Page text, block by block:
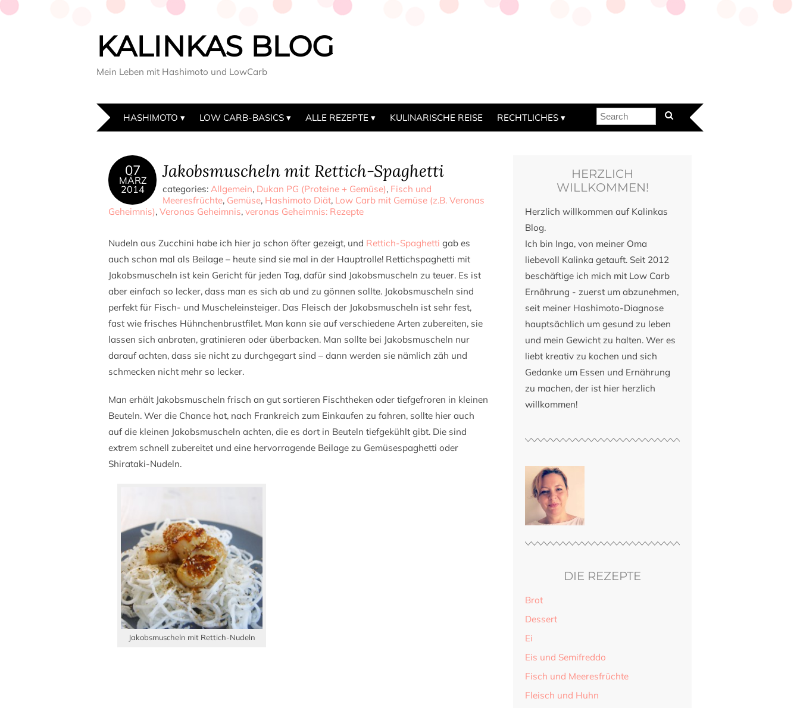
KALINKAS BLOG
Mein Leben mit Hashimoto und LowCarb
HASHIMOTO LOW CARB-BASICS ALLE REZEPTE KULINARISCHE REISE RECHTLICHES
07
MÄRZ
2014
Jakobsmuscheln mit Rettich-Spaghetti
categories: Allgemein, Dukan PG (Proteine + Gemüse), Fisch und
Meeresfrüchte, Gemüse, Hashimoto Diät, Low Carb mit Gemüse (z.B. Veronas
Geheimnis), Veronas Geheimnis, veronas Geheimnis: Rezepte
Nudeln aus Zucchini habe ich hier ja schon öfter gezeigt, und Rettich-Spaghetti gab es
auch schon mal als Beilage – heute sind sie mal in der Hauptrolle! Rettichspaghetti mit
Jakobsmuscheln ist kein Gericht für jeden Tag, dafür sind Jakobsmuscheln zu teuer. Es ist
aber einfach so lecker, dass man es sich ab und zu gönnen sollte. Jakobsmuscheln sind
perfekt für Fisch- und Muscheleinsteiger. Das Fleisch der Jakobsmuscheln ist sehr fest,
fast wie frisches Hühnchenbrustfilet. Man kann sie auf verschiedene Arten zubereiten, sie
lassen sich anbraten, gratinieren oder überbacken. Man sollte bei Jakobsmuscheln nur
darauf achten, dass sie nicht zu durchgegart sind – dann werden sie nämlich zäh und
schmecken nicht mehr so lecker.
Man erhält Jakobsmuscheln frisch an gut sortieren Fischtheken oder tiefgefroren in kleinen
Beuteln. Wer die Chance hat, nach Frankreich zum Einkaufen zu fahren, sollte hier auch
auf die kleinen Jakobsmuscheln achten, die es dort in Beuteln tiefgekühlt gibt. Die sind
extrem schnell zubereitet und eine hervorragende Beilage zu Gemüsespaghetti oder
Shirataki-Nudeln.
Jakobsmuscheln mit Rettich-Nudeln
HERZLICH
WILLKOMMEN!
Herzlich willkommen auf Kalinkas
Blog.
Ich bin Inga, von meiner Oma
liebevoll Kalinka getauft. Seit 2012
beschäftige ich mich mit Low Carb
Ernährung - zuerst um abzunehmen,
seit meiner Hashimoto-Diagnose
hauptsächlich um gesund zu leben
und mein Gewicht zu halten. Wer es
liebt kreativ zu kochen und sich
Gedanke um Essen und Ernährung
zu machen, der ist hier herzlich
willkommen!
DIE REZEPTE
Brot
Dessert
Ei
Eis und Semifreddo
Fisch und Meeresfrüchte
Fleisch und Huhn